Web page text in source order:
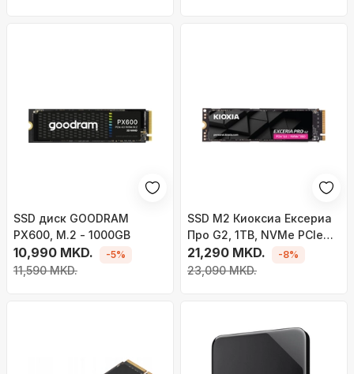
SSD диск GOODRAM
PX600, M.2 - 1000GB
10,990 MKD.
11,590 MKD.
-5%
SSD M2 Киоксиа Ексериа
Про G2, 1TB, NVMe PCIe
5.0, M.2 2280
21,290 MKD.
23,090 MKD.
-8%